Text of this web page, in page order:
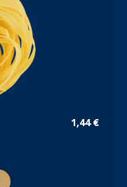
1,44 €